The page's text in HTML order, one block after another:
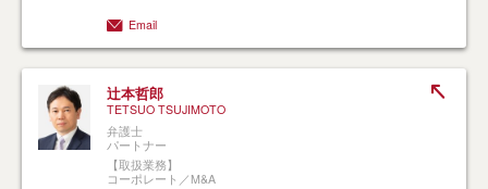
Email
辻本哲郎
TETSUO TSUJIMOTO
弁護士
パートナー
【取扱業務】
コーポレート／M&A